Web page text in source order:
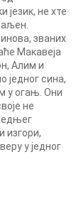
језик, не хте
званих
Макавеја
Алим и
једног сина,
у огањ. Они
не
изгори,
у једног